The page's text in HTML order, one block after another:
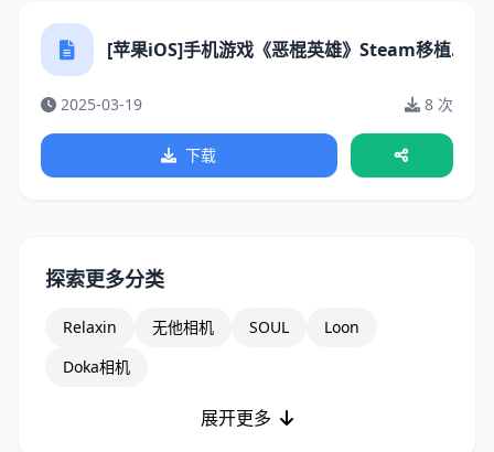
[苹果iOS]手机游戏《恶棍英雄》Steam移植.ipa
2025-03-19 8 次
下载
探索更多分类
Relaxin 无他相机 SOUL
Loon
Doka相机
展开更多